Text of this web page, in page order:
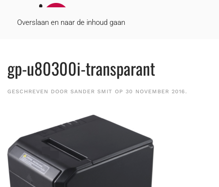
Overslaan en naar de inhoud gaan
gp-u80300i-transparant
GESCHREVEN DOOR SANDER SMIT OP 30 NOVEMBER 2016 .